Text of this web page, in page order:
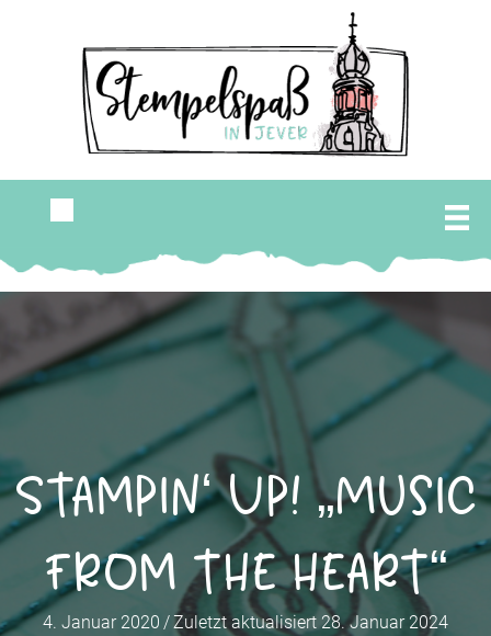
Stampin‘ Up! „Music
from the heart“
4. Januar 2020 / Zuletzt aktualisiert 28. Januar 2024